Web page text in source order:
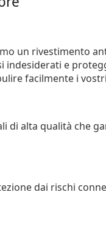
un rivestimento
e
facilmente i
di alta qualità che
dai rischi